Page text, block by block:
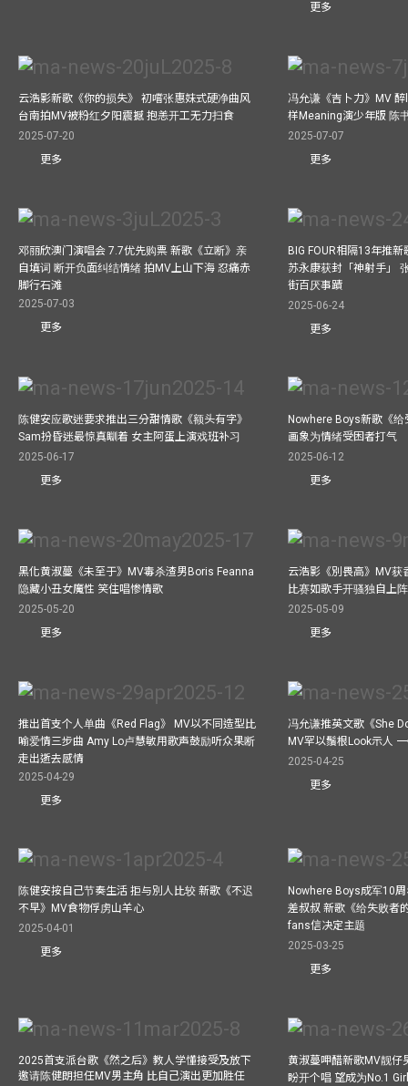
更多
云浩影新歌《你的损失》 初嚐张惠妹式硬净曲风
台南拍MV被粉红夕阳震撼 抱恙开工无力扫食
2025-07-20
更多
冯允谦《吉卜力》MV
样Meaning演少年版 陈
2025-07-07
更多
邓丽欣澳门演唱会 7.7优先购票 新歌《立断》亲
自填词 断开负面纠结情绪 拍MV上山下海 忍痛赤
脚行石滩
2025-07-03
更多
BIG FOUR相隔13年推
苏永康获封「神射手」
街百厌事蹟
2025-06-24
更多
陈健安应歌迷要求推出三分甜情歌《额头有字》
Sam扮昏迷最惊真瞓着 女主阿蛋上演戏班补习
2025-06-17
更多
Nowhere Boys新歌《
画象为情绪受困者打气
2025-06-12
更多
黑化黄淑蔓《未至于》MV毒杀渣男Boris Feanna
隐藏小丑女魔性 笑住唱惨情歌
2025-05-20
更多
云浩影《別畏高》MV获
比赛如歌手开骚独自上
2025-05-09
更多
推出首支个人单曲《Red Flag》 MV以不同造型比
喻爱情三步曲 Amy Lo卢慧敏用歌声鼓励听众果断
走出逝去感情
2025-04-29
更多
冯允谦推英文歌《She
MV罕以鬚根Look示人
2025-04-25
更多
陈健安按自己节奏生活 拒与別人比较 新歌《不迟
不早》MV食物俘虏山羊心
2025-04-01
更多
Nowhere Boys成军10
差叔叔 新歌《给失败者
fans信决定主题
2025-03-25
更多
2025首支派台歌《然之后》教人学懂接受及放下
邀请陈健朗担任MV男主角 比自己演出更加胜任
黄淑蔓呷醋新歌MV靓仔
盼开个唱 望成为No.1